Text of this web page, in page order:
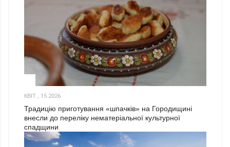
КВІТ., 15 2026
Традицію приготування «шпачків» на Городищині
внесли до переліку нематеріальної культурної
спадщини